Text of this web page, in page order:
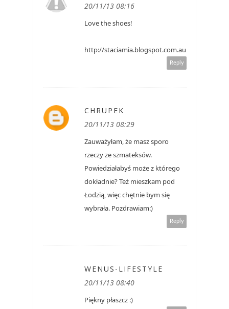
20/11/13 08:16
Love the shoes!
http://staciamia.blogspot.com.au
Reply
CHRUPEK
20/11/13 08:29
Zauważyłam, że masz sporo
rzeczy ze szmateksów.
Powiedziałabyś może z którego
dokładnie? Też mieszkam pod
Łodzią, więc chętnie bym się
wybrała. Pozdrawiam:)
Reply
WENUS-LIFESTYLE
20/11/13 08:40
Piękny płaszcz :)